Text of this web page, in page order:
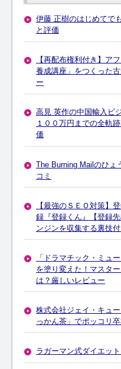
伊藤 正樹のはじめてで
と評価
【再配布権利付き】ア
養成講座」をつくった
ー
高見 英作の中国輸入ビ
１００万円までの全軌
価
The Burning Mailのひ
コミ
【最強のＳＥＯ対策】
録『登録くん』【登録
ンジンを収集する裏技
「ドラマチック・ミュ
を塗り変えた！マスタ
は？厳しいレビュー
株式会社ジェイ・キュ
っかん茶」でポッコリ
ラガーマン式ダイエッ